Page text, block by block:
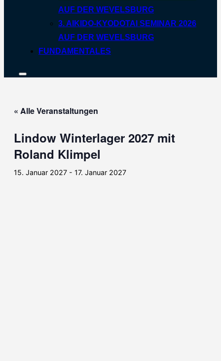
AUF DER WEVELSBURG
3. AIKIDO-KYODOTAI SEMINAR 2026
AUF DER WEVELSBURG
FUNDAMENTALES
Seitenleiste
« Alle Veranstaltungen
Lindow Winterlager 2027 mit
Roland Klimpel
15. Januar 2027 - 17. Januar 2027